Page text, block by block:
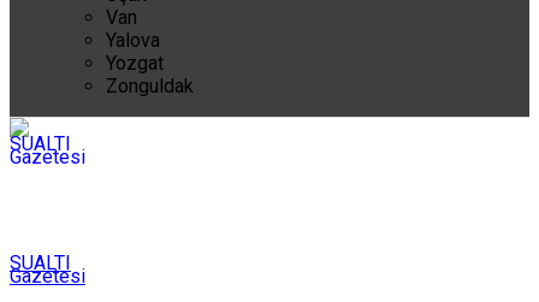
Van
Yalova
Yozgat
Zonguldak
SUALTI
Gazetesi